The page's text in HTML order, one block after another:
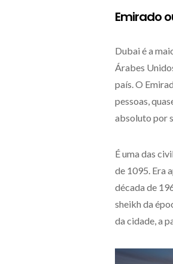
Emirado
Dubai é a
Árabes
país. O
pessoas,
absoluto por
É uma das
de 1095. Era
década de
sheikh da
da cidade, a